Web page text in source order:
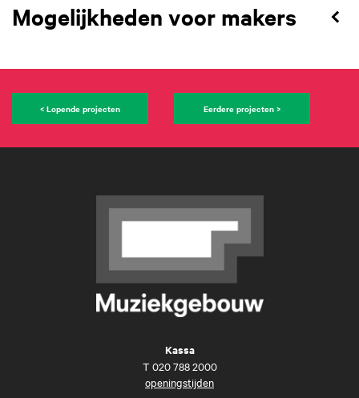
Mogelijkheden voor makers
< Lopende projecten Eerdere projecten >
Kassa
T 020 788 2000
openingstijden